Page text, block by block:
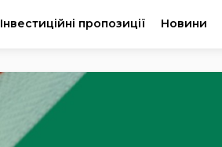
Інвестиційні пропозиції Новини